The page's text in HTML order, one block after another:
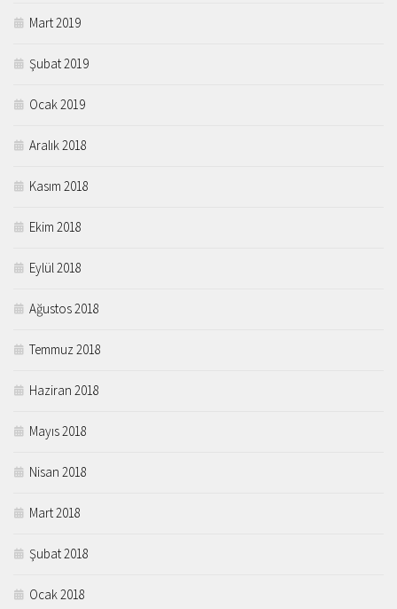
Mart 2019
Şubat 2019
Ocak 2019
Aralık 2018
Kasım 2018
Ekim 2018
Eylül 2018
Ağustos 2018
Temmuz 2018
Haziran 2018
Mayıs 2018
Nisan 2018
Mart 2018
Şubat 2018
Ocak 2018